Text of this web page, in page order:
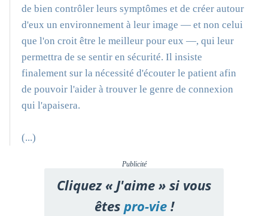
de bien contrôler leurs symptômes et de créer autour
d'eux un environnement à leur image — et non celui
que l'on croit être le meilleur pour eux —, qui leur
permettra de se sentir en sécurité. Il insiste
finalement sur la nécessité d'écouter le patient afin
de pouvoir l'aider à trouver le genre de connexion
qui l'apaisera.
(...)
Publicité
Cliquez « J'aime » si vous
êtespro-vie!